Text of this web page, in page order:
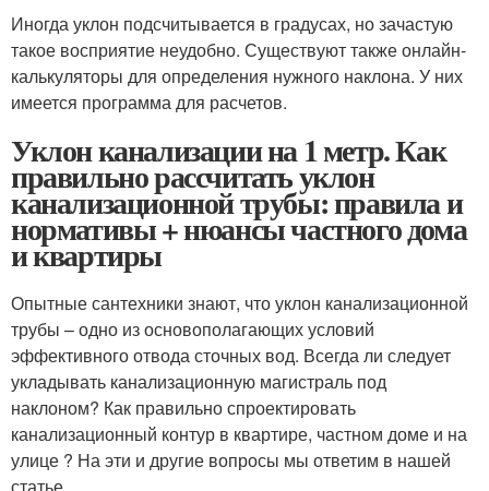
Иногда уклон подсчитывается в градусах, но зачастую
такое восприятие неудобно. Существуют также онлайн-
калькуляторы для определения нужного наклона. У них
имеется программа для расчетов.
Уклон канализации на 1 метр. Как
правильно рассчитать уклон
канализационной трубы: правила и
нормативы + нюансы частного дома
и квартиры
Опытные сантехники знают, что уклон канализационной
трубы – одно из основополагающих условий
эффективного отвода сточных вод. Всегда ли следует
укладывать канализационную магистраль под
наклоном? Как правильно спроектировать
канализационный контур в квартире, частном доме и на
улице ? На эти и другие вопросы мы ответим в нашей
статье.